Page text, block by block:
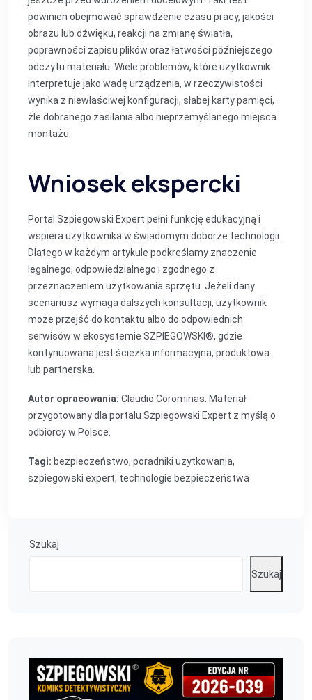
powinien obejmować sprawdzenie czasu pracy, jakości
obrazu lub dźwięku, reakcji na zmianę światła,
poprawności zapisu plików oraz łatwości późniejszego
odczytu materiału. Wiele problemów, które użytkownik
interpretuje jako wadę urządzenia, w rzeczywistości
wynika z niewłaściwej konfiguracji, słabej karty pamięci,
źle dobranego zasilania albo nieprzemyślanego miejsca
montażu.
Wniosek ekspercki
Portal Szpiegowski Expert pełni funkcję edukacyjną i
wspiera użytkownika w świadomym doborze technologii.
Dlatego w każdym artykule podkreślamy znaczenie
legalnego, odpowiedzialnego i zgodnego z
przeznaczeniem użytkowania sprzętu. Jeżeli dany
scenariusz wymaga dalszych konsultacji, użytkownik
może przejść do kontaktu albo do odpowiednich
serwisów w ekosystemie SZPIEGOWSKI®, gdzie
kontynuowana jest ścieżka informacyjna, produktowa
lub partnerska.
Autor opracowania: Claudio Corominas. Materiał
przygotowany dla portalu Szpiegowski Expert z myślą o
odbiorcy w Polsce.
Tagi: bezpieczeństwo, poradniki uzytkowania,
szpiegowski expert, technologie bezpieczeństwa
Szukaj
Szukaj